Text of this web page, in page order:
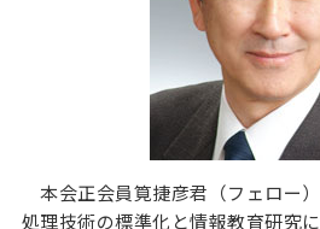
本会正会員筧捷彦君（フェロー
処理技術の標準化と情報教育研究